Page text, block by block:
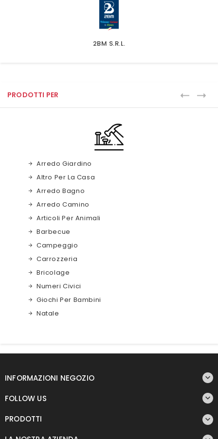
2BM S.r.l.
PRODOTTI PER
Arredo Giardino
Altro Per La Casa
Arredo Bagno
Arredo Camino
Articoli Per Animali
Barbecue
Campeggio
Carrozzeria
Bricolage
Numeri Civici
Giochi Per Bambini
Natale
INFORMAZIONI NEGOZIO 
FOLLOW US 
PRODOTTI 